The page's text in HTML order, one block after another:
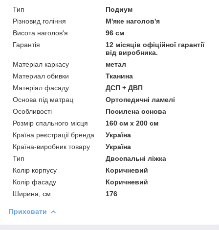
Тип
Подиум
Різновид гоління
М'яке наголов'я
Висота наголов'я
96 см
Гарантія
12 місяців офіційної гарантії
від виробника.
Матеріал каркасу
метал
Материал обивки
Тканина
Матеріал фасаду
ДСП + ДВП
Основа під матрац
Ортопедичні ламелі
Особливості
Посилена основа
Розмір спального місця
160 см х 200 см
Країна реєстрації бренда
Україна
Країна-виробник товару
Україна
Тип
Двоспальні ліжка
Колір корпусу
Коричневий
Колір фасаду
Коричневий
Ширина, см
176
Приховати